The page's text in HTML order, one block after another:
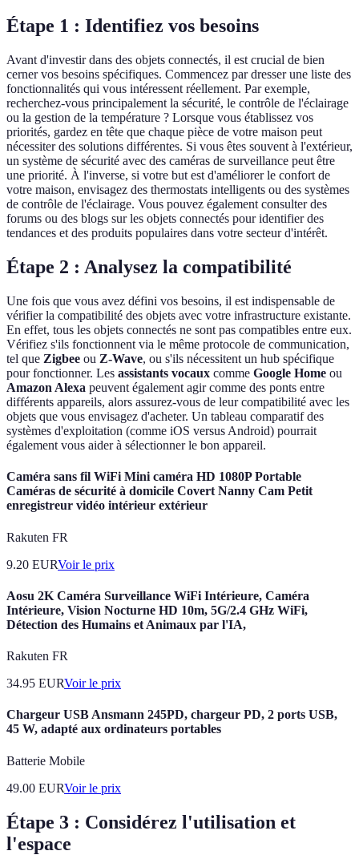
Étape 1 : Identifiez vos besoins
Avant d'investir dans des objets connectés, il est crucial de bien
cerner vos besoins spécifiques. Commencez par dresser une liste des
fonctionnalités qui vous intéressent réellement. Par exemple,
recherchez-vous principalement la sécurité, le contrôle de l'éclairage
ou la gestion de la température ? Lorsque vous établissez vos
priorités, gardez en tête que chaque pièce de votre maison peut
nécessiter des solutions différentes. Si vous êtes souvent à l'extérieur,
un système de sécurité avec des caméras de surveillance peut être
une priorité. À l'inverse, si votre but est d'améliorer le confort de
votre maison, envisagez des thermostats intelligents ou des systèmes
de contrôle de l'éclairage. Vous pouvez également consulter des
forums ou des blogs sur les objets connectés pour identifier des
tendances et des produits populaires dans votre secteur d'intérêt.
Étape 2 : Analysez la compatibilité
Une fois que vous avez défini vos besoins, il est indispensable de
vérifier la compatibilité des objets avec votre infrastructure existante.
En effet, tous les objets connectés ne sont pas compatibles entre eux.
Vérifiez s'ils fonctionnent via le même protocole de communication,
tel que Zigbee ou Z-Wave, ou s'ils nécessitent un hub spécifique
pour fonctionner. Les assistants vocaux comme Google Home ou
Amazon Alexa peuvent également agir comme des ponts entre
différents appareils, alors assurez-vous de leur compatibilité avec les
objets que vous envisagez d'acheter. Un tableau comparatif des
systèmes d'exploitation (comme iOS versus Android) pourrait
également vous aider à sélectionner le bon appareil.
Caméra sans fil WiFi Mini caméra HD 1080P Portable
Caméras de sécurité à domicile Covert Nanny Cam Petit
enregistreur vidéo intérieur extérieur
Rakuten FR
9.20 EURVoir le prix
Aosu 2K Caméra Surveillance WiFi Intérieure, Caméra
Intérieure, Vision Nocturne HD 10m, 5G/2.4 GHz WiFi,
Détection des Humains et Animaux par l'IA,
Rakuten FR
34.95 EURVoir le prix
Chargeur USB Ansmann 245PD, chargeur PD, 2 ports USB,
45 W, adapté aux ordinateurs portables
Batterie Mobile
49.00 EURVoir le prix
Étape 3 : Considérez l'utilisation et
l'espace